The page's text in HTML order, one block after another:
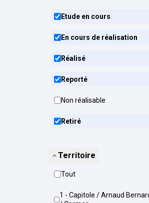
Etude en cours
En cours de réalisation
Réalisé
Reporté
Non réalisable
Retiré
Territoire
Tout
1 - Capitole / Arnaud Bernard